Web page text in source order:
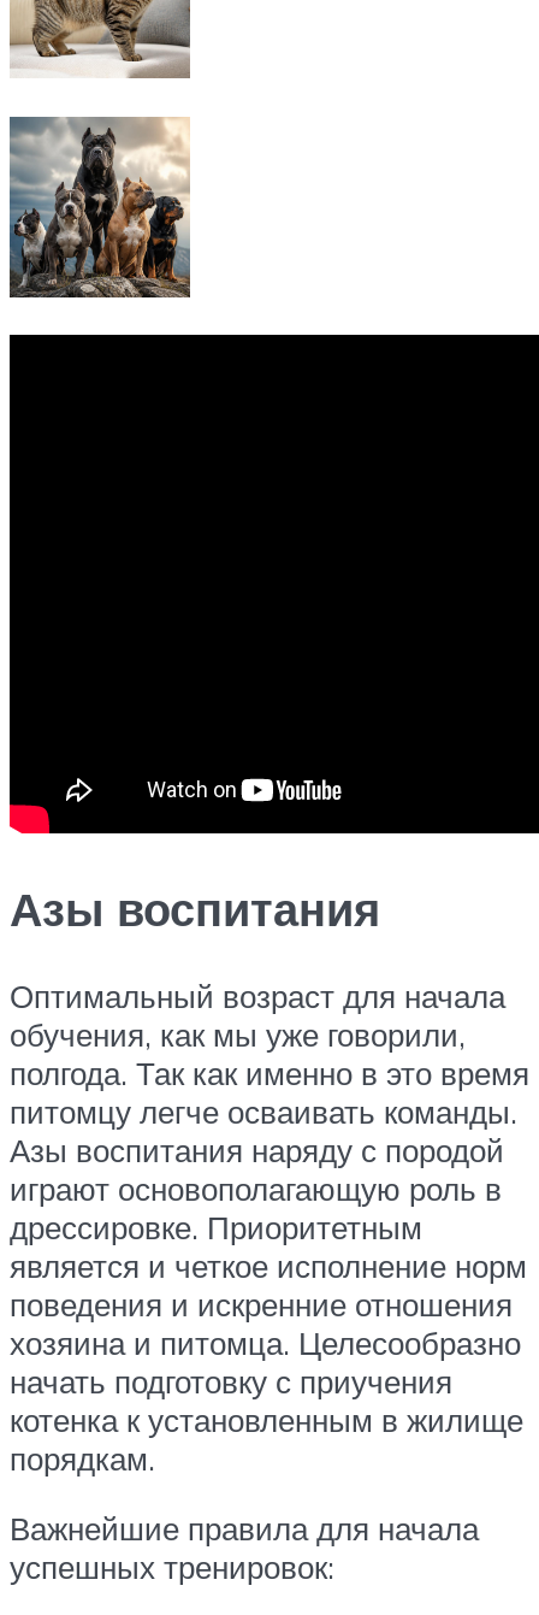
Азы воспитания
Оптимальный возраст для начала
обучения, как мы уже говорили,
полгода. Так как именно в это время
питомцу легче осваивать команды.
Азы воспитания наряду с породой
играют основополагающую роль в
дрессировке. Приоритетным
является и четкое исполнение норм
поведения и искренние отношения
хозяина и питомца. Целесообразно
начать подготовку с приучения
котенка к установленным в жилище
порядкам.
Важнейшие правила для начала
успешных тренировок: